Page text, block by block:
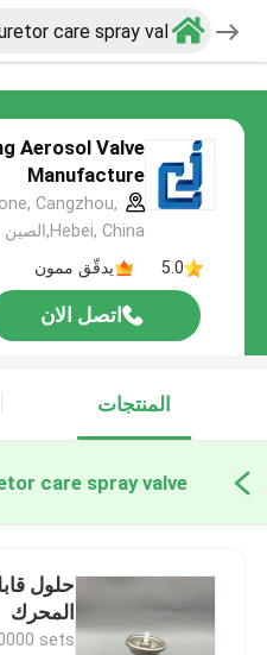
Aerosol Valve
Manufacture
Cangzhou,
Hebei, China,الصين
5.0
يدقّق ممون
اتصل الان
المنتجات
حلول
المحرك
sets